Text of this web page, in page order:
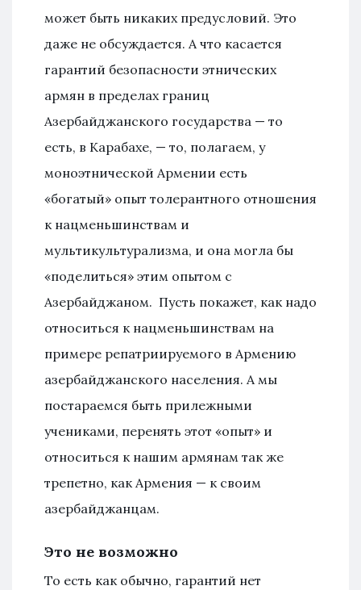
может быть никаких предусловий. Это
даже не обсуждается. А что касается
гарантий безопасности этнических
армян в пределах границ
Азербайджанского государства — то
есть, в Карабахе, — то, полагаем, у
моноэтнической Армении есть
«богатый» опыт толерантного отношения
к нацменьшинствам и
мультикультурализма, и она могла бы
«поделиться» этим опытом с
Азербайджаном. Пусть покажет, как надо
относиться к нацменьшинствам на
примере репатриируемого в Армению
азербайджанского населения. А мы
постараемся быть прилежными
учениками, перенять этот «опыт» и
относиться к нашим армянам так же
трепетно, как Армения — к своим
азербайджанцам.
Это не возможно
То есть как обычно, гарантий нет